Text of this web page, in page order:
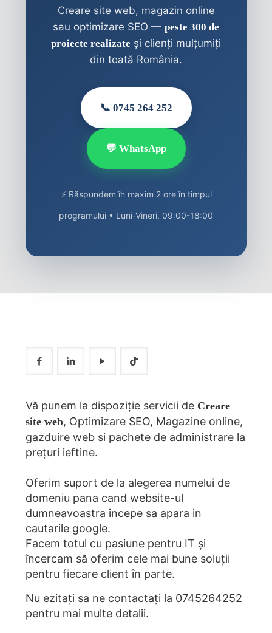
Creare site web, magazin online
sau optimizare SEO — peste 300 de
proiecte realizate și clienți mulțumiți
din toată România.
📞 0745 264 252
💬 WhatsApp
⚡ Răspundem în maxim 2 ore în timpul
programului • Luni-Vineri, 09:00-18:00
Vă punem la dispoziție servicii de Creare
site web, Optimizare SEO, Magazine online,
gazduire web si pachete de administrare la
prețuri ieftine.
Oferim suport de la alegerea numelui de
domeniu pana cand website-ul
dumneavoastra incepe sa apara in
cautarile google.
Facem totul cu pasiune pentru IT și
încercam să oferim cele mai bune soluții
pentru fiecare client în parte.
Nu ezitați sa ne contactați la 0745264252
pentru mai multe detalii.